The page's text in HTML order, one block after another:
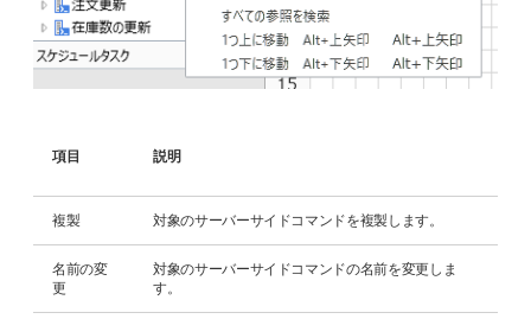
項目 説明
複製 対象のサーバーサイドコマンドを複製します。
名前の変
更
対象のサーバーサイドコマンドの名前を変更しま
す。